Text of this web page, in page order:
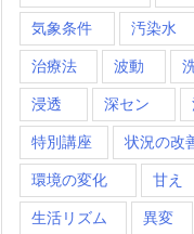
気象条件 汚染水
治療法 波動
浸透 深セン
特別講座 状況の改
環境の変化 甘え
生活リズム 異変